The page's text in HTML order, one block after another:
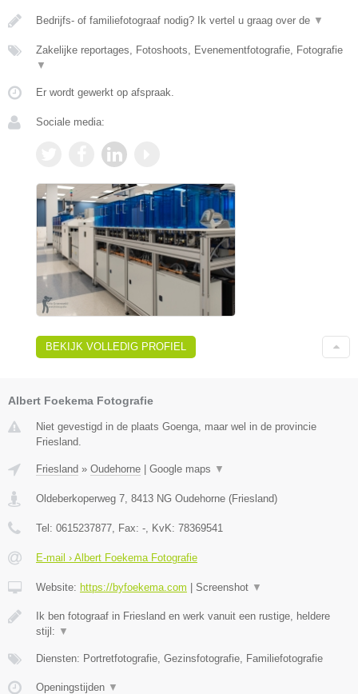
Bedrijfs- of familiefotograaf nodig? Ik vertel u graag over de ▼
Zakelijke reportages, Fotoshoots, Evenementfotografie, Fotografie
▼
Er wordt gewerkt op afspraak.
Sociale media:
BEKIJK VOLLEDIG PROFIEL
Albert Foekema Fotografie
Niet gevestigd in de plaats Goenga, maar wel in de provincie
Friesland.
Friesland » Oudehorne | Google maps ▼
Oldeberkoperweg 7 8413 NG Oudehorne (Friesland)
Tel: 0615237877 , Fax: - , KvK: 78369541
E-mail › Albert Foekema Fotografie
Website: https://byfoekema.com | Screenshot ▼
Ik ben fotograaf in Friesland en werk vanuit een rustige, heldere
stijl: ▼
Diensten: Portretfotografie, Gezinsfotografie, Familiefotografie
Openingstijden ▼